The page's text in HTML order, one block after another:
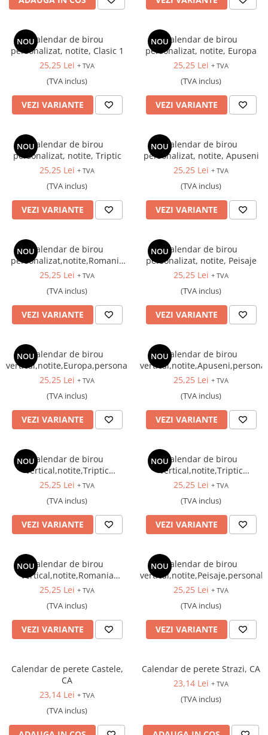
NOUCalendar de birou
personalizat, notite, Clasic 1
25,25 Lei + TVA
(TVA inclus)
VEZI VARIANTE
NOUCalendar de birou
personalizat, notite, Europa
25,25 Lei + TVA
(TVA inclus)
VEZI VARIANTE
NOUCalendar de birou
personalizat, notite, Triptic
25,25 Lei + TVA
(TVA inclus)
VEZI VARIANTE
NOUCalendar de birou
personalizat, notite, Apuseni
25,25 Lei + TVA
(TVA inclus)
VEZI VARIANTE
NOUCalendar de birou
personalizat,notite,Romania
Comori Nepretuite
25,25 Lei + TVA
(TVA inclus)
VEZI VARIANTE
NOUCalendar de birou
personalizat, notite, Peisaje
25,25 Lei + TVA
(TVA inclus)
VEZI VARIANTE
NOUCalendar de birou
vertical,notite,Europa,personalizat
25,25 Lei + TVA
(TVA inclus)
VEZI VARIANTE
NOUCalendar de birou
25,25 Lei + TVA
(TVA inclus)
VEZI VARIANTE
NOUCalendar de birou
vertical,notite,Triptic
2,personalizat
25,25 Lei + TVA
(TVA inclus)
VEZI VARIANTE
NOUCalendar de birou
vertical,notite,Triptic
1,personalizat
25,25 Lei + TVA
(TVA inclus)
VEZI VARIANTE
NOUCalendar de birou
vertical,notite,Romania
Comori
25,25 Lei + TVA
(TVA inclus)
VEZI VARIANTE
NOUCalendar de birou
25,25 Lei + TVA
(TVA inclus)
VEZI VARIANTE
Calendar de perete Castele,
CA
23,14 Lei + TVA
(TVA inclus)
Calendar de perete Strazi, CA
23,14 Lei + TVA
(TVA inclus)